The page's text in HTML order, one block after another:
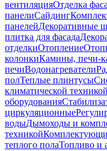
вентиляцияОтделка
панелиСайдинг
панелейДекоративные
плитка для фасада
отделкиОтопление
колонкиКамины, печи-
печиВодонагреватели
полТеплые плинтусы
климатической техникой
оборудования
циркуляционные
водыДымоходы и
техникой
теплого полаТопливо и